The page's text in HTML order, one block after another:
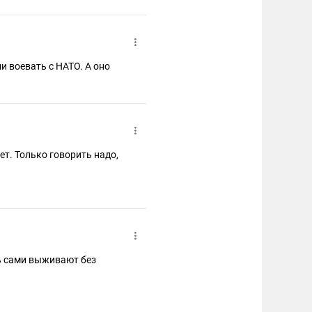
воевать с НАТО. А оно
Только говорить надо,
сами выживают без